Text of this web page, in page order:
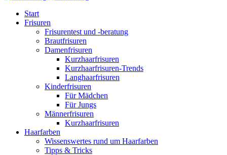
Start
Frisuren
Frisurentest und -beratung
Brautfrisuren
Damenfrisuren
Kurzhaarfrisuren
Kurzhaarfrisuren-Trends
Langhaarfrisuren
Kinderfrisuren
Für Mädchen
Für Jungs
Männerfrisuren
Kurzhaarfrisuren
Haarfarben
Wissenswertes rund um Haarfarben
Tipps & Tricks